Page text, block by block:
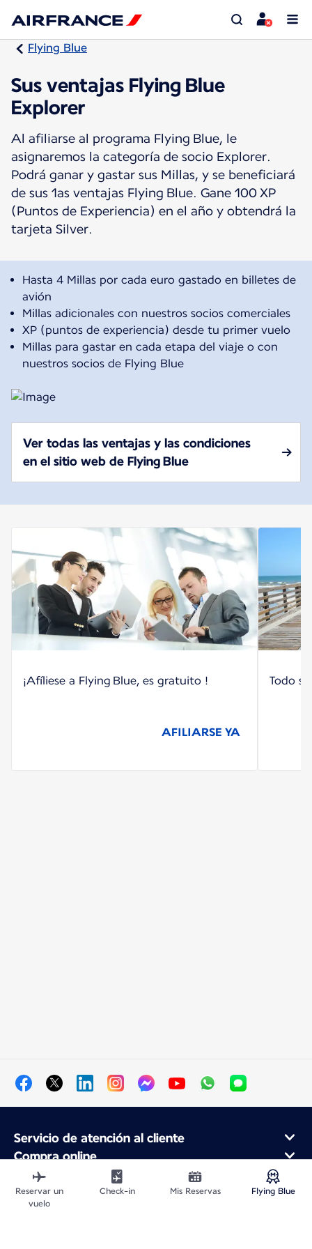
Flying Blue
Sus ventajas Flying Blue
Explorer
Al afiliarse al programa Flying Blue, le
asignaremos la categoría de socio Explorer.
Podrá ganar y gastar sus Millas, y se beneficiará
de sus 1as ventajas Flying Blue. Gane 100 XP
(Puntos de Experiencia) en el año y obtendrá la
tarjeta Silver.
Hasta 4 Millas por cada euro gastado en billetes de
avión
Millas adicionales con nuestros socios comerciales
XP (puntos de experiencia) desde tu primer vuelo
Millas para gastar en cada etapa del viaje o con
nuestros socios de Flying Blue
Ver todas las ventajas y las condiciones
en el sitio web de Flying Blue
¡Afíliese a Flying Blue, es gratuito !
AFILIARSE YA
Todo
Servicio de atención al cliente
Compra online
Programa de fidelidad y socios
Acerca de Air France
Aplicación móvil Air France
Reservar un
vuelo
Check-in Mis Reservas Flying Blue